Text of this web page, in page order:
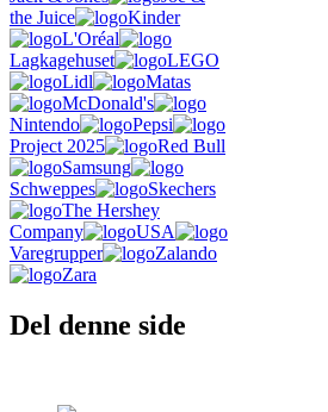
the Juice
Kinder
L'Oréal
Lagkagehuset
LEGO
Lidl
Matas
McDonald's
Nintendo
Pepsi
Project 2025
Red Bull
Samsung
Schweppes
Skechers
The Hershey
Company
USA
Varegrupper
Zalando
Zara
Del denne side